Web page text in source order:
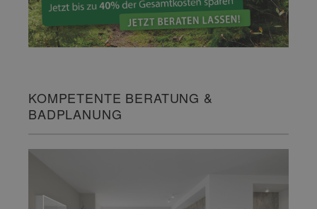
KOMPETENTE BERATUNG &
BADPLANUNG